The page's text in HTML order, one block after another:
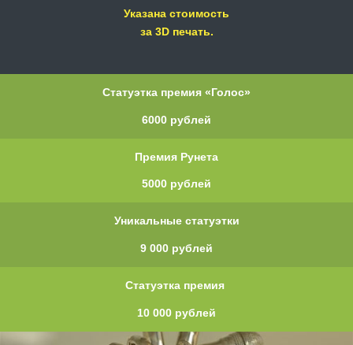
Указана стоимость
за 3D печать.
Статуэтка премия «Голос»
6000 рублей
Премия Рунета
5000 рублей
Уникальные статуэтки
9 000 рублей
Статуэтка премия
10 000 рублей